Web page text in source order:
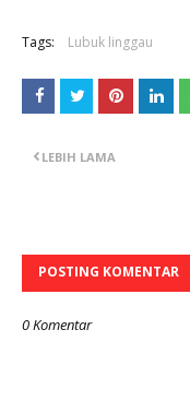
Tags: Lubuk linggau
LEBIH LAMA
POSTING KOMENTAR
0 Komentar